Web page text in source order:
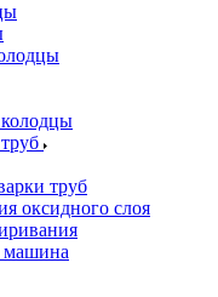
труб
оксидного слоя
машина